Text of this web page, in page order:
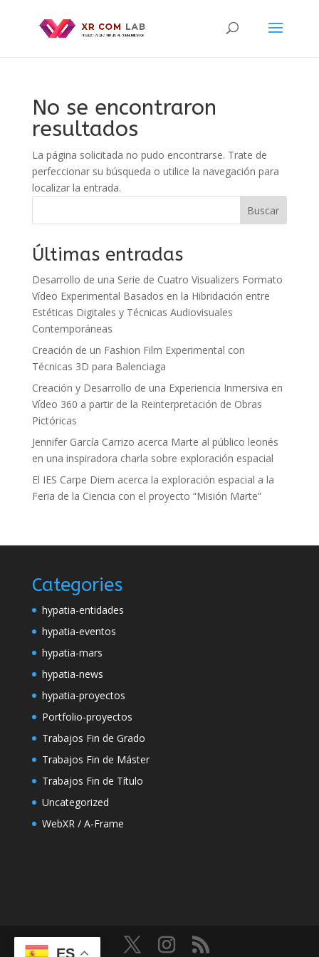
No se encontraron
resultados
La página solicitada no pudo encontrarse. Trate de
perfeccionar su búsqueda o utilice la navegación para
localizar la entrada.
Buscar
Últimas entradas
Desarrollo de una Serie de Cuatro Visualizers Formato
Vídeo Experimental Basados en la Hibridación entre
Estéticas Digitales y Técnicas Audiovisuales
Contemporáneas
Creación de un Fashion Film Experimental con
Técnicas 3D para Balenciaga
Creación y Desarrollo de una Experiencia Inmersiva en
Vídeo 360 a partir de la Reinterpretación de Obras
Pictóricas
Jennifer García Carrizo acerca Marte al público leonés
en una inspiradora charla sobre exploración espacial
El IES Carpe Diem acerca la exploración espacial a la
Feria de la Ciencia con el proyecto “Misión Marte”
Categories
hypatia-entidades
hypatia-eventos
hypatia-mars
hypatia-news
hypatia-proyectos
Portfolio-proyectos
Trabajos Fin de Grado
Trabajos Fin de Máster
Trabajos Fin de Título
Uncategorized
WebXR / A-Frame
ES